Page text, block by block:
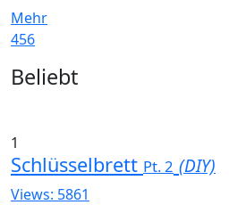
Mehr
456
Widgets
Beliebt
1
Schlüsselbrett Pt. 2 (DIY)
Views: 5861